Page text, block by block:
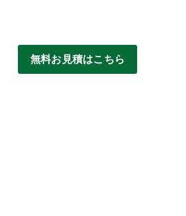
無料お見積はこちら